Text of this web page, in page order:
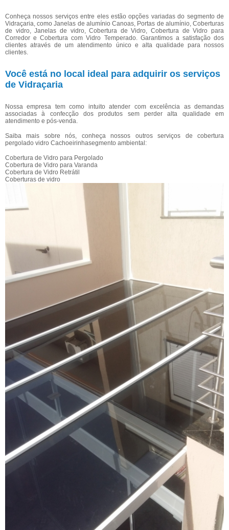
Conheça nossos serviços entre eles estão opções variadas do segmento de
Vidraçaria, como Janelas de alumínio Canoas, Portas de alumínio, Coberturas
de vidro, Janelas de vidro, Cobertura de Vidro, Cobertura de Vidro para
Corredor e Cobertura com Vidro Temperado. Garantimos a satisfação dos
clientes através de um atendimento único e alta qualidade para nossos
clientes.
Você está no local ideal para adquirir os serviços
de Vidraçaria
Nossa empresa tem como intuito atender com excelência as demandas
associadas à confecção dos produtos sem perder alta qualidade em
atendimento e pós-venda.
Saiba mais sobre nós, conheça nossos outros serviços de cobertura
pergolado vidro Cachoeirinhasegmento ambiental:
Cobertura de Vidro para Pergolado
Cobertura de Vidro para Varanda
Cobertura de Vidro Retrátil
Coberturas de vidro